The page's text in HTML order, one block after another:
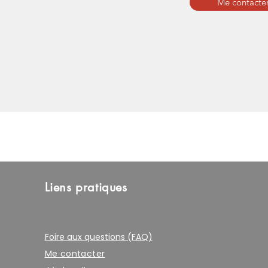
Me
Liens pratiques
Foire aux questions (FAQ)
Me contacter